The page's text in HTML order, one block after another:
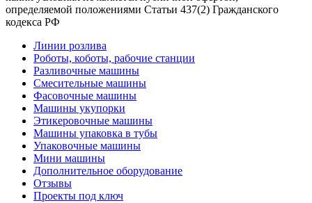
определяемой положениями Статьи 437(2) Гражданского
кодекса РФ
Линии розлива
Роботы, коботы, рабочие станции
Разливочные машины
Смесительные машины
Фасовочные машины
Машины укупорки
Этикеровочные машины
Машины упаковка в тубы
Упаковочные машины
Мини машины
Дополнительное оборудование
Отзывы
Проекты под ключ